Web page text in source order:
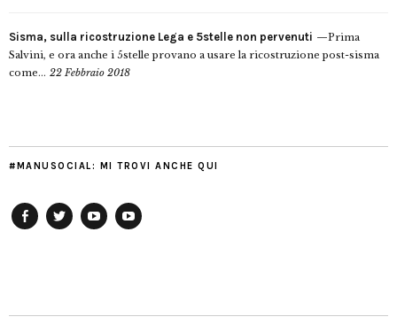
Sisma, sulla ricostruzione Lega e 5stelle non pervenuti
Prima
Salvini, e ora anche i 5stelle provano a usare la ricostruzione post-sisma
come... 22 Febbraio 2018
#MANUSOCIAL: MI TROVI ANCHE QUI